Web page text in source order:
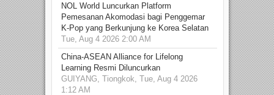
NOL World Luncurkan Platform
Pemesanan Akomodasi bagi Penggemar
K-Pop yang Berkunjung ke Korea Selatan
Tue, Aug 4 2026 2:00 AM
China-ASEAN Alliance for Lifelong
Learning Resmi Diluncurkan
GUIYANG, Tiongkok, Tue, Aug 4 2026
1:12 AM